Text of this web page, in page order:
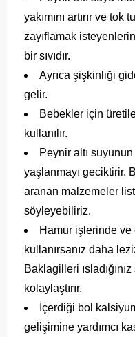
yakımını artırır ve
zayıflamak
bir sıvıdır.
Ayrıca şişkinliği
gelir.
Bebekler için
kullanılır.
Peynir altı
yaşlanmayı geciktirir.
aranan malzemeler
söyleyebiliriz.
Hamur işlerinde
kullanırsanız daha
Baklagilleri
kolaylaştırır.
İçerdiği bol
gelişimine yardımcı